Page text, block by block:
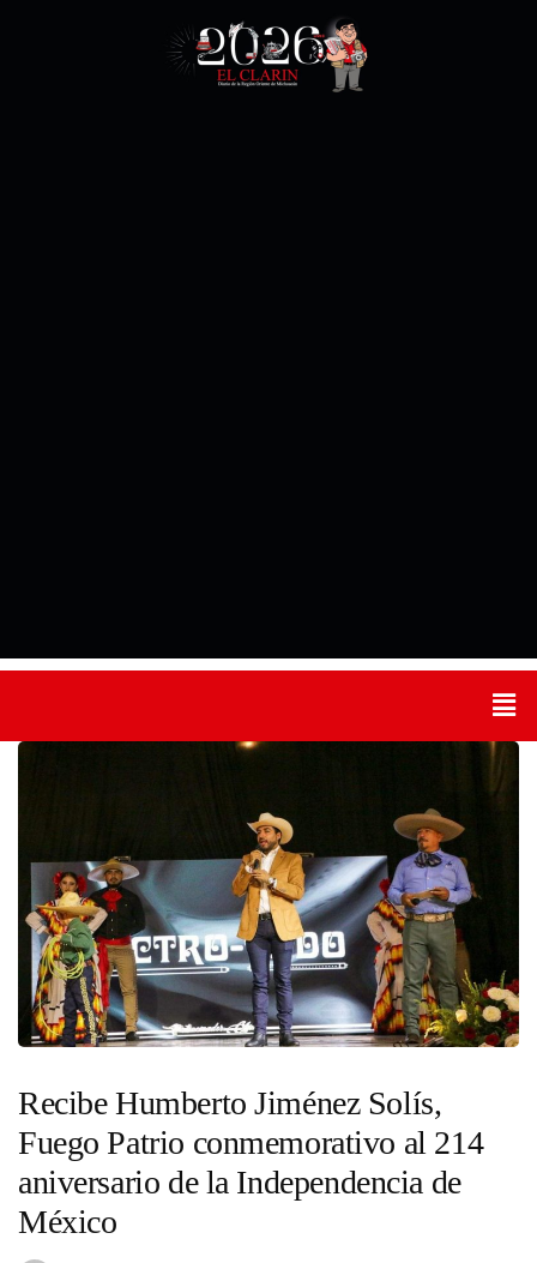
Recibe Humberto Jiménez Solís,
Fuego Patrio conmemorativo al 214
aniversario de la Independencia de
México